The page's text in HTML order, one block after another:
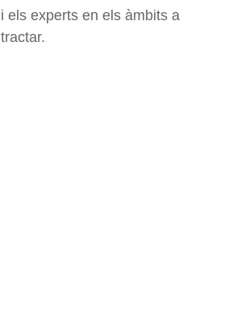
i els experts en els àmbits a
tractar.